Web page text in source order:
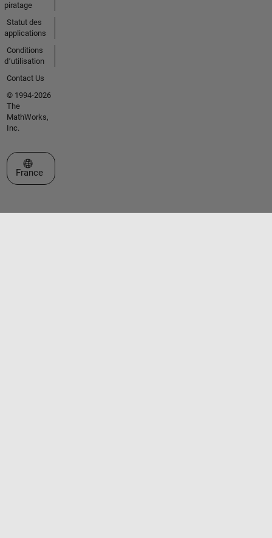
piratage
Statut des
applications
Conditions
d՚utilisation
Contact Us
© 1994-2026
The
MathWorks,
Inc.
Sélectionner un site web
France